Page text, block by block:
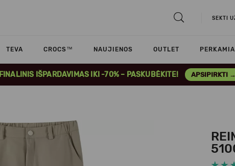
SEKTI
TEVA CROCS™ NAUJIENOS OUTLET
FINALINIS IŠPARDAVIMAS IKI -70% – PASKUBĖKITE! APSIPIRKTI →